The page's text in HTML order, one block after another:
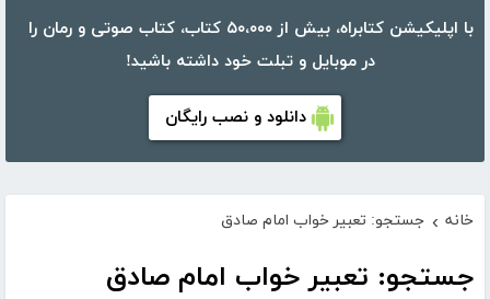
با اپلیکیشن کتابراه، بیش از ۵۰،۰۰۰ کتاب، کتاب صوتی و رمان را
در موبایل و تبلت خود داشته باشید!
دانلود و نصب رایگان
خانه › جستجو: تعبیر خواب امام صادق
جستجو: تعبیر خواب امام صادق